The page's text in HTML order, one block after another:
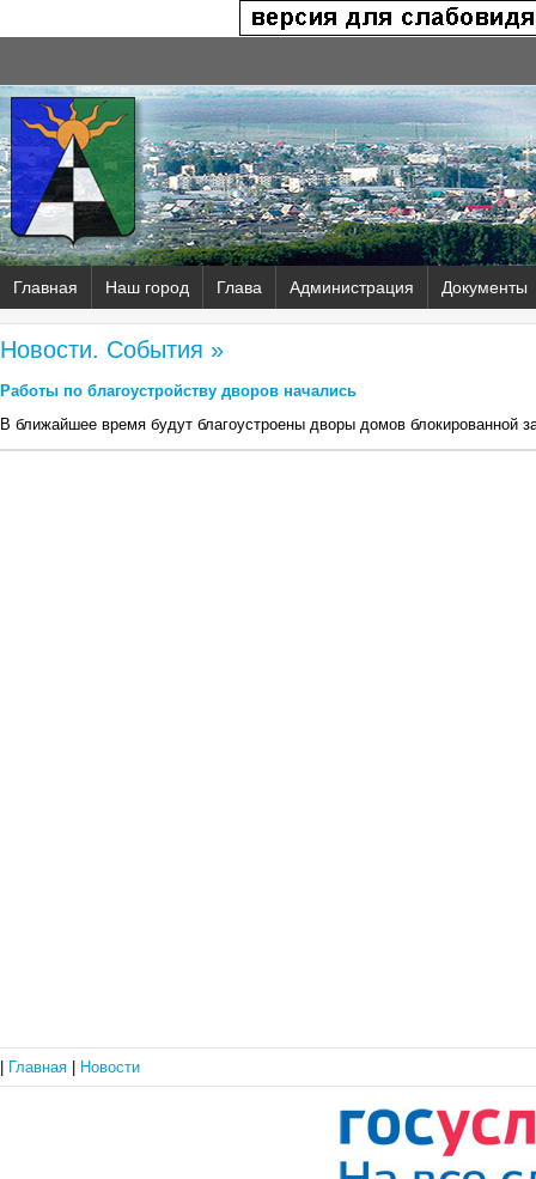
Главная Наш город Глава Администрация Документы
Новости. События »
Работы по благоустройству дворов начались
В ближайшее время будут благоустроены дворы домов блокированной
Главная Новости